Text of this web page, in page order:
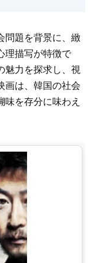
問題を背景に、緻
理描写が特徴で
魅力を探求し、視
画は、韓国の社会
を存分に味わえ